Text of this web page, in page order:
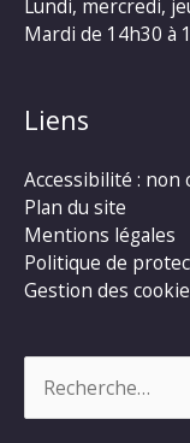
Lundi, mercredi,
Mardi de 14h30 à
Liens
Accessibilité : non
Plan du site
Mentions légales
Politique de
Gestion des